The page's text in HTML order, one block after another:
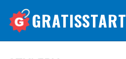
GRATISSTART